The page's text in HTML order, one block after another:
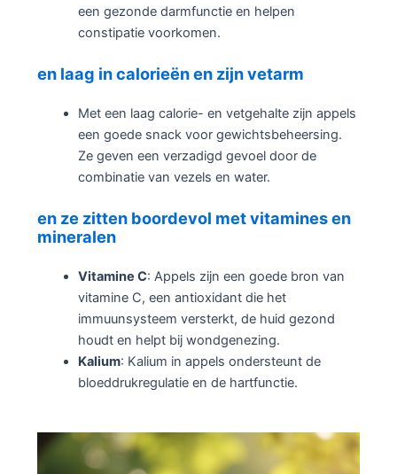
een gezonde darmfunctie en helpen
constipatie voorkomen.
en laag in calorieën en zijn vetarm
Met een laag calorie- en vetgehalte zijn appels
een goede snack voor gewichtsbeheersing.
Ze geven een verzadigd gevoel door de
combinatie van vezels en water.
en ze zitten boordevol met vitamines en
mineralen
Vitamine C: Appels zijn een goede bron van
vitamine C, een antioxidant die het
immuunsysteem versterkt, de huid gezond
houdt en helpt bij wondgenezing.
Kalium: Kalium in appels ondersteunt de
bloeddrukregulatie en de hartfunctie.